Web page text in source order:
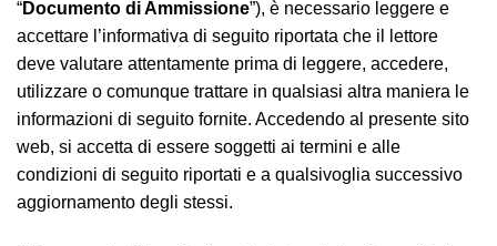
“Documento di Ammissione”), è necessario leggere e
accettare l’informativa di seguito riportata che il lettore
deve valutare attentamente prima di leggere, accedere,
utilizzare o comunque trattare in qualsiasi altra maniera le
informazioni di seguito fornite. Accedendo al presente sito
web, si accetta di essere soggetti ai termini e alle
condizioni di seguito riportati e a qualsivoglia successivo
aggiornamento degli stessi.